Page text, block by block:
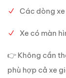
Các dòng xe
Xe có màn
👉 Không cần
phù hợp cả xe